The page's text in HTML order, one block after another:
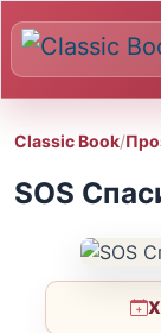
Classic Book/
SOS